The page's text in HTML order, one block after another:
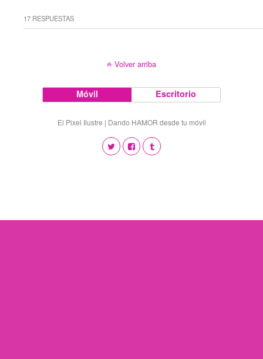
17 RESPUESTAS
Volver arriba
Móvil Escritorio
El Pixel Ilustre | Dando HAMOR desde tu móvil